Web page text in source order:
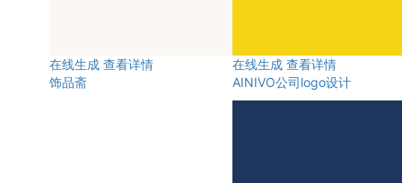
在线生成 查看详情
饰品斋
在线生成 查看详情
AINIVO公司logo设计